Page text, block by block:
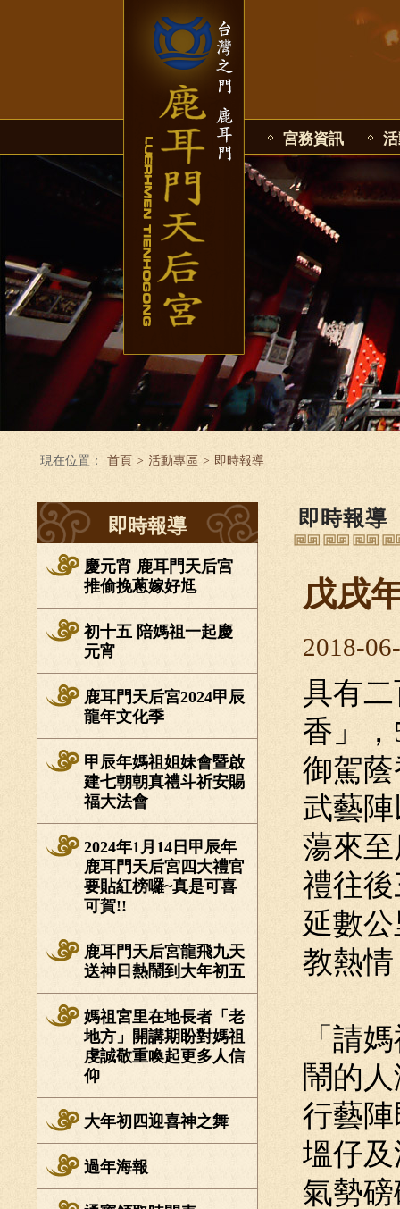
宮務資訊
現在位置： 首頁 > 活動專區 > 即時報導
即時報導
慶元宵 鹿耳門天后宮
推偷挽蔥嫁好尪
初十五 陪媽祖一起慶
元宵
鹿耳門天后宮2024甲辰
龍年文化季
甲辰年媽祖姐妹會暨啟
建七朝朝真禮斗祈安賜
福大法會
2024年1月14日甲辰年
鹿耳門天后宮四大禮官
要貼紅榜囉~真是可喜
可賀!!
鹿耳門天后宮龍飛九天
送神日熱鬧到大年初五
媽祖宮里在地長者「老
地方」開講期盼對媽祖
虔誠敬重喚起更多人信
仰
大年初四迎喜神之舞
過年海報
即時報導
戊戌
2018-
具有
香」
御駕
武藝
蕩來
禮往
延數
教熱
「請
鬧的
行藝
塭仔
氣勢